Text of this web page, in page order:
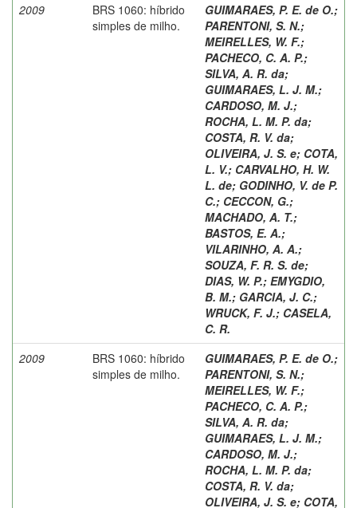
2009
BRS 1060: híbrido
simples de milho.
GUIMARAES, P. E. de O.;
PARENTONI, S. N.;
MEIRELLES, W. F.;
PACHECO, C. A. P.;
SILVA, A. R. da;
GUIMARAES, L. J. M.;
CARDOSO, M. J.;
ROCHA, L. M. P. da;
COSTA, R. V. da;
OLIVEIRA, J. S. e; COTA,
L. V.; CARVALHO, H. W.
L. de; GODINHO, V. de P.
C.; CECCON, G.;
MACHADO, A. T.;
BASTOS, E. A.;
VILARINHO, A. A.;
SOUZA, F. R. S. de;
DIAS, W. P.; EMYGDIO,
B. M.; GARCIA, J. C.;
WRUCK, F. J.; CASELA,
C. R.
2009
BRS 1060: híbrido
simples de milho.
GUIMARAES, P. E. de O.;
PARENTONI, S. N.;
MEIRELLES, W. F.;
PACHECO, C. A. P.;
SILVA, A. R. da;
GUIMARAES, L. J. M.;
CARDOSO, M. J.;
ROCHA, L. M. P. da;
COSTA, R. V. da;
OLIVEIRA, J. S. e; COTA,